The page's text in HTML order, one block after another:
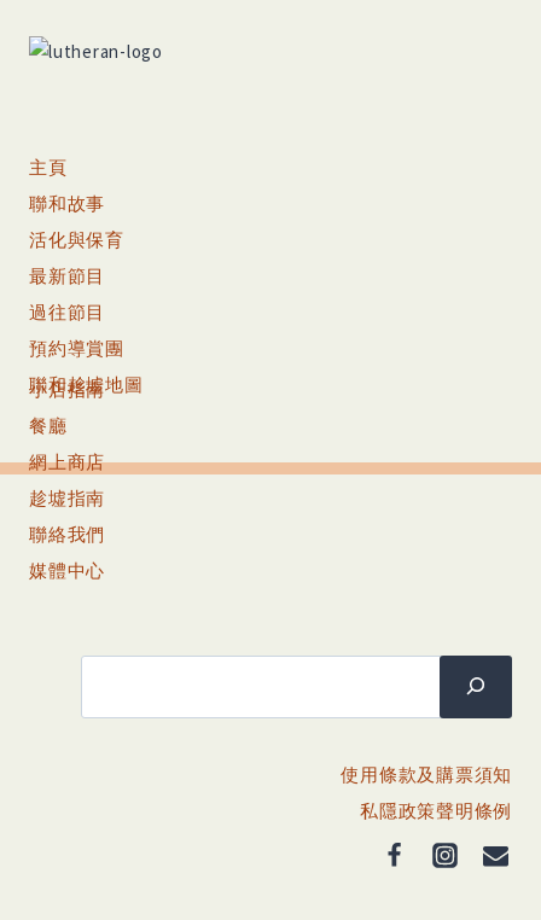
主頁
聯和故事
活化與保育
最新節目
過往節目
預約導賞團
聯和趁墟地圖
小店指南
餐廳
網上商店
趁墟指南
聯絡我們
媒體中心
使用條款及購票須知
私隱政策聲明條例